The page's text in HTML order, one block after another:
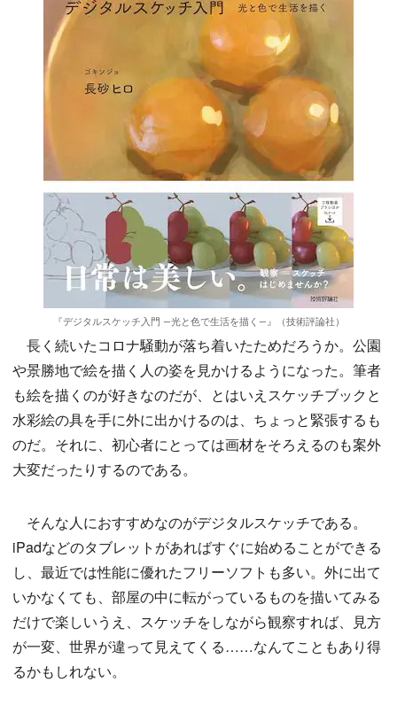
『デジタルスケッチ入門 ―光と色で生活を描く―』（技術評論社）
長く続いたコロナ騒動が落ち着いたためだろうか。公園
や景勝地で絵を描く人の姿を見かけるようになった。筆者
も絵を描くのが好きなのだが、とはいえスケッチブックと
水彩絵の具を手に外に出かけるのは、ちょっと緊張するも
のだ。それに、初心者にとっては画材をそろえるのも案外
大変だったりするのである。
そんな人におすすめなのがデジタルスケッチである。
iPadなどのタブレットがあればすぐに始めることができる
し、最近では性能に優れたフリーソフトも多い。外に出て
いかなくても、部屋の中に転がっているものを描いてみる
だけで楽しいうえ、スケッチをしながら観察すれば、見方
が一変、世界が違って見えてくる……なんてこともあり得
るかもしれない。